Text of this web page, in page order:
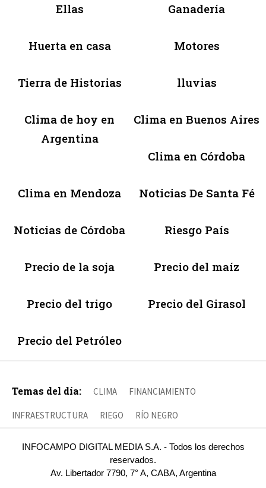
Ellas Ganadería
Huerta en casa Motores
Tierra de Historias lluvias
Clima de hoy en
Argentina
Clima en Buenos Aires
Clima en Córdoba
Clima en Mendoza Noticias De Santa Fé
Noticias de Córdoba Riesgo País
Precio de la soja Precio del maíz
Precio del trigo Precio del Girasol
Precio del Petróleo
Temas del día: CLIMA FINANCIAMIENTO
INFRAESTRUCTURA RIEGO RÍO NEGRO
INFOCAMPO DIGITAL MEDIA S.A. - Todos los derechos
reservados.
Av. Libertador 7790, 7° A, CABA, Argentina